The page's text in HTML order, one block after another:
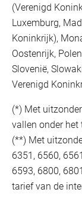
(Verenigd
Luxemburg,
Koninkrijk),
Oostenrijk,
Slovenië,
Verenigd
(*) Met
vallen onder
(**) Met
6351, 6560,
6593, 6800,
tarief van de